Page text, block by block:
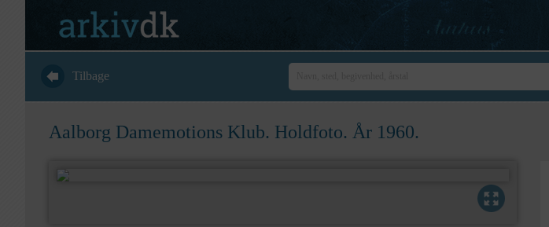
Tilbage
Aalborg Damemotions Klub. Holdfoto. År 1960.